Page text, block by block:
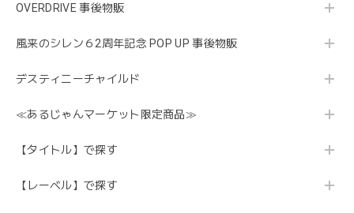
OVERDRIVE 事後物販
風来のシレン６2周年記念 POP UP 事後物販
デスティニーチャイルド
≪あるじゃんマーケット限定商品≫
【タイトル】で探す
【レーベル】で探す